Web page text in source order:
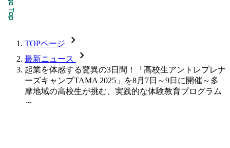
TOPページ chevron_forward
最新ニュース chevron_forward
起業を体感する驚異の3日間！「高校生アントレプレナ
ーズキャンプTAMA 2025」を8月7日～9日に開催～多
摩地域の高校生が挑む、実践的な体験教育プログラム
～